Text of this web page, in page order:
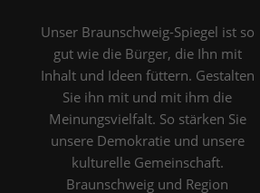
Unser Braunschweig-Spiegel ist so
gut wie die Bürger, die Ihn mit
Inhalt und Ideen füttern. Gestalten
Sie ihn mit und mit ihm die
Meinungsvielfalt. So stärken Sie
unsere Demokratie und unsere
kulturelle Gemeinschaft.
Braunschweig und Region